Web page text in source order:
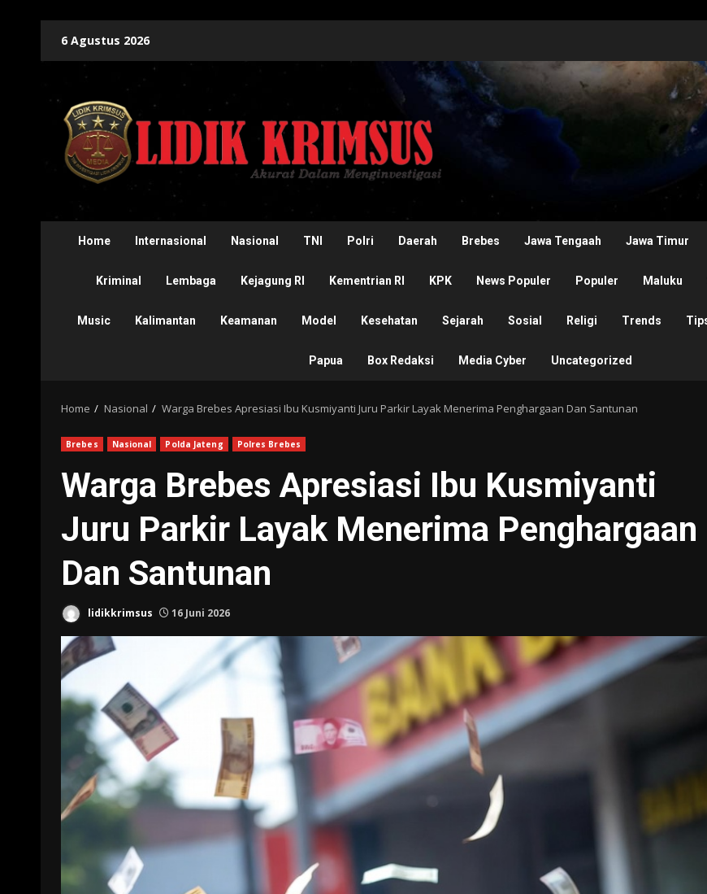
content
6 Agustus 2026
Home Internasional Nasional TNI Polri Daerah Brebes Jawa Tengaah Jawa Timur
Kriminal Lembaga Kejagung RI Kementrian RI KPK News Populer Populer Maluku
Music Kalimantan Keamanan Model Kesehatan Sejarah Sosial Religi Trends
Papua Box Redaksi Media Cyber Uncategorized
Home Nasional Warga Brebes Apresiasi Ibu Kusmiyanti Juru Parkir Layak Menerima Penghargaan Dan Santunan
Brebes Nasional Polda Jateng Polres Brebes
Warga Brebes Apresiasi Ibu Kusmiyanti
Juru Parkir Layak Menerima Penghargaan
Dan Santunan
lidikkrimsus 16 Juni 2026